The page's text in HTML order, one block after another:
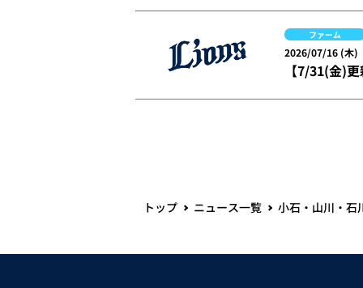
ファーム
2026/07/16 (木)
【7/31(金)
トップ ニュース一覧 小石・山川・石